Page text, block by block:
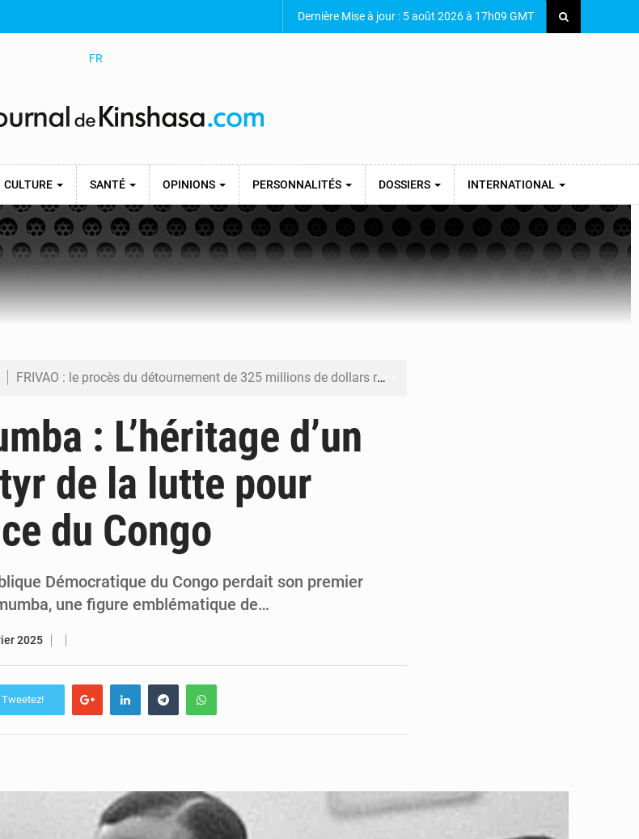
Dernière Mise à jour : 5 août 2026 à 17h09 GMT
FR
CULTURE SANTÉ OPINIONS PERSONNALITÉS DOSSIERS INTERNATIONAL
FRIVAO : le procès du détournement de 325 millions de dollars reporté à la mi-août
Génocide, guerres et pillages : La RDC obtient un calendrier judiciaire contre le Rwanda à la CIJ
Alerte Ebola à Kinshasa : Un bateau sous haute surveillance accoste à Maluku avec 200 passagers à bord
RDC : Christian Bosembe annonce la fermeture imminente de TikTok pour stopper la propagande de l’AFC-M23
: L’héritage d’un
de la lutte pour
du Congo
Démocratique du Congo perdait son premier
une figure emblématique de…
2025
Tweetez!